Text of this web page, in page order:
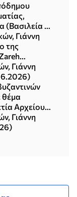
(Βασιλεία &
Γιάννη
της
Γιάννη
θέμα
Αρχείου
και
Γιάννη